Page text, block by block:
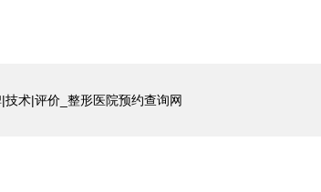
术|评价_整形医院预约查询网